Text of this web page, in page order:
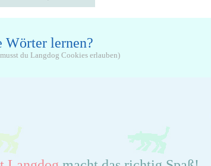
Wörter lernen?
du Langdog Cookies erlauben)